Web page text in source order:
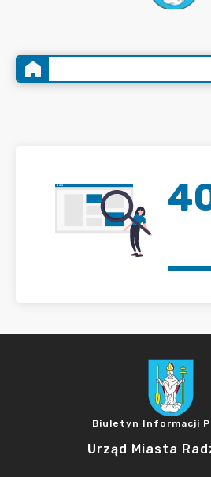
Biuletyn Informacji
Urząd Miasta